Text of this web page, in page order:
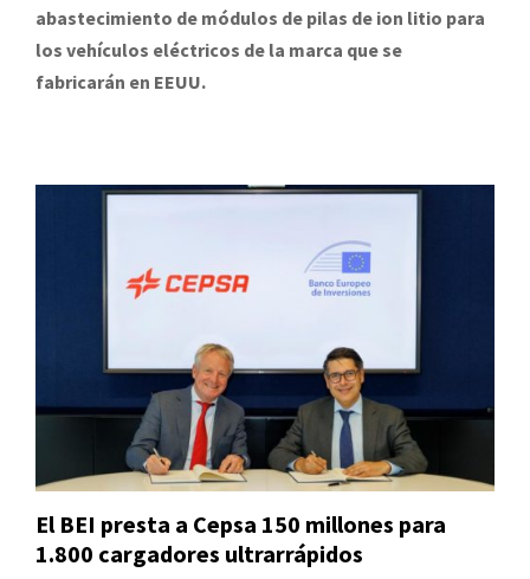
abastecimiento de módulos de pilas de ion litio para
los vehículos eléctricos de la marca que se
fabricarán en EEUU.
El BEI presta a Cepsa 150 millones para
1.800 cargadores ultrarrápidos